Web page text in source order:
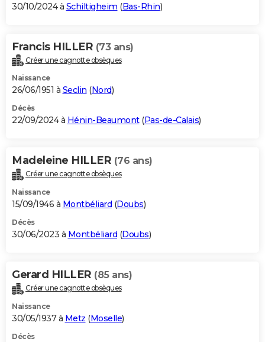
30/10/2024 à Schiltigheim (Bas-Rhin)
Francis HILLER (73 ans)
Créer une cagnotte obsèques
Naissance
26/06/1951 à Seclin (Nord)
Décès
22/09/2024 à Hénin-Beaumont(Pas-de-Calais)
Madeleine HILLER (76 ans)
Créer une cagnotte obsèques
Naissance
15/09/1946 à Montbéliard (Doubs)
Décès
30/06/2023 à Montbéliard (Doubs)
Gerard HILLER (85 ans)
Créer une cagnotte obsèques
Naissance
30/05/1937 à Metz (Moselle)
Décès